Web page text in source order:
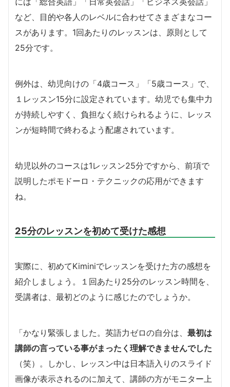
など、目的や各人のレベルに合わせてさまざまなコー
スがあります。1回あたりのレッスンは、原則として
25分です。
例外は、幼児向けの「4歳コース」「5歳コース」で、
１レッスン15分に設定されています。幼児でも集中力
が持続しやすく、負担なく続けられるように、レッス
ンが短時間で終わるよう配慮されています。
幼児以外のコースは1レッスン25分ですから、前項で
説明したポモドーロ・テクニックの応用ができます
ね。
25分のレッスンを初めて受けた感想
実際に、初めてKiminiでレッスンを受けた方の感想を
紹介しましょう。１回あたり25分のレッスン時間を、
受講者は、最初どのように感じたのでしょうか。
「かなり緊張しました。英語力ゼロの自分は、 最初は
講師の言っている事がまったく理解できませんでした
（笑）。しかし、レッスン中は日本語入りのスライド
画像が表示されるのに加えて、講師の方がモニター上